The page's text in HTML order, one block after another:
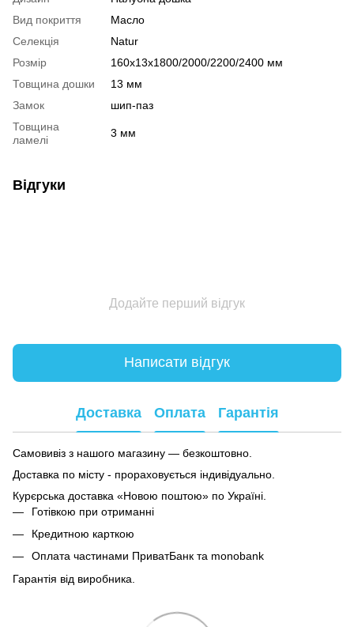
Вид покриття
Масло
Селекція
Natur
Розмір
160х13х1800/2000/2200/2400 мм
Товщина дошки
13 мм
Замок
шип-паз
Товщина
ламелі
3 мм
Відгуки
Додайте перший відгук
Написати відгук
Доставка Оплата Гарантія
Самовивіз з нашого магазину — безкоштовно.
Доставка по місту - прораховується індивідуально.
Курєрська доставка «Новою поштою» по Україні.
Готівкою при отриманні
Кредитною карткою
Оплата частинами ПриватБанк та monobank
Гарантія від виробника.